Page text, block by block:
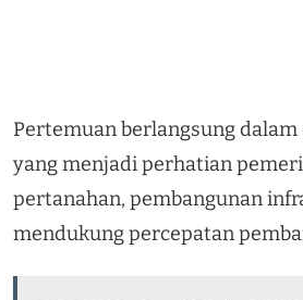
Pertemuan berlangsung
yang menjadi perhatian
pertanahan, pembangunan
mendukung percepatan